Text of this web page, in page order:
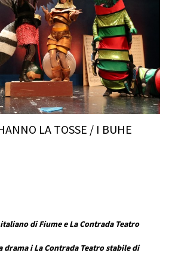
LA TOSSE / I BUHE
di Fiume e La Contrada Teatro
i La Contrada Teatro stabile di